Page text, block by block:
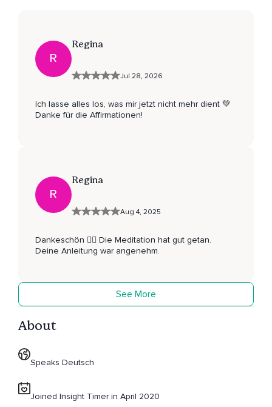
R
Regina
Jul 28, 2026
Ich lasse alles los, was mir jetzt nicht mehr dient 💚
Danke für die Affirmationen!
R
Regina
Aug 4, 2025
Dankeschön 🧘‍♀️ Die Meditation hat gut getan.
Deine Anleitung war angenehm.
See More
About
Speaks Deutsch
Joined Insight Timer in April 2020